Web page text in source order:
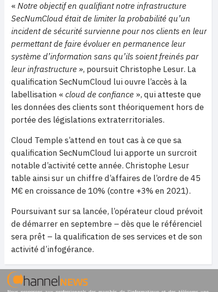
« Notre objectif en qualifiant notre infrastructure
SecNumCloud était de limiter la probabilité qu’un
incident de sécurité survienne pour nos clients en leur
permettant de faire évoluer en permanence leur
système d’information sans qu’ils soient freinés par
leur infrastructure », poursuit Christophe Lesur. La
qualification SecNumCloud lui ouvre l’accès à la
labellisation « cloud de confiance », qui atteste que
les données des clients sont théoriquement hors de
portée des législations extraterritoriales.
Cloud Temple s’attend en tout cas à ce que sa
qualification SecNumCloud lui apporte un surcroit
notable d’activité cette année. Christophe Lesur
table ainsi sur un chiffre d’affaires de l’ordre de 45
M€ en croissance de 10% (contre +3% en 2021).
Poursuivant sur sa lancée, l’opérateur cloud prévoit
de démarrer en septembre – dès que le référenciel
sera prêt – la qualification de ses services et de son
activité d’infogérance.